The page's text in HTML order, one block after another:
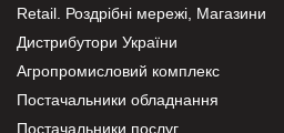
Retail. Роздрібні мережі, Магазини
Дистрибутори України
Агропромисловий комплекс
Постачальники обладнання
Постачальники послуг